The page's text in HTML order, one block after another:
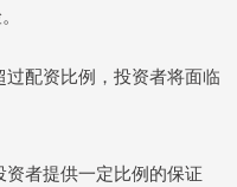
配资比例，投资者将面临
者提供一定比例的保证